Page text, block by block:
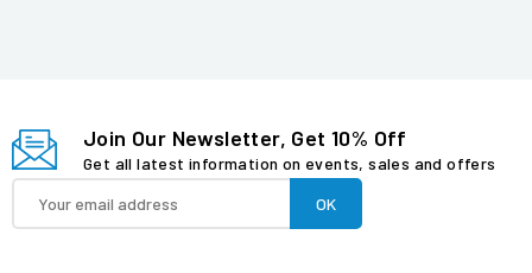
Join Our Newsletter, Get 10% Off
Get all latest information on events, sales and offers